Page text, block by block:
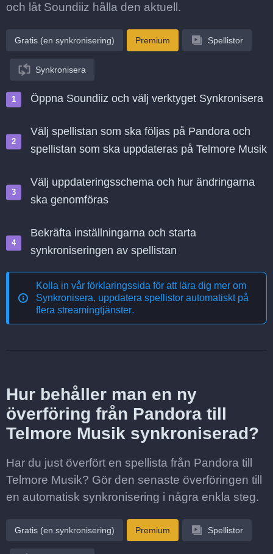
och låt Soundiiz hålla den aktuell.
Gratis (en synkronisering) Premium Spellistor
Synkronisera
Öppna Soundiiz och välj verktyget Synkronisera
Välj spellistan som ska följas på Pandora och
spellistan som ska uppdateras på Telmore Musik
Välj uppdateringsschema och hur ändringarna
ska genomföras
Bekräfta inställningarna och starta
synkroniseringen av spellistan
Kolla in vår förklaringssida för att lära dig mer om
Synkronisera, uppdatera spellistor automatiskt på
flera streamingtjänster.
Hur behåller man en ny
överföring från Pandora till
Telmore Musik synkroniserad?
Har du just överfört en spellista från Pandora till
Telmore Musik? Gör den senaste överföringen till
en automatisk synkronisering i några enkla steg.
Gratis (en synkronisering) Premium Spellistor